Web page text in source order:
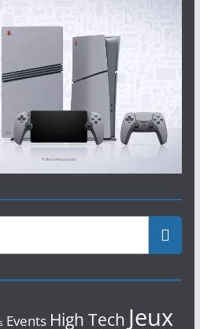
Events High Tech Jeux